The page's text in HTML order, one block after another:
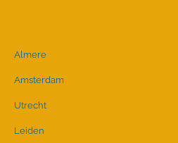
Almere
Amsterdam
Utrecht
Leiden